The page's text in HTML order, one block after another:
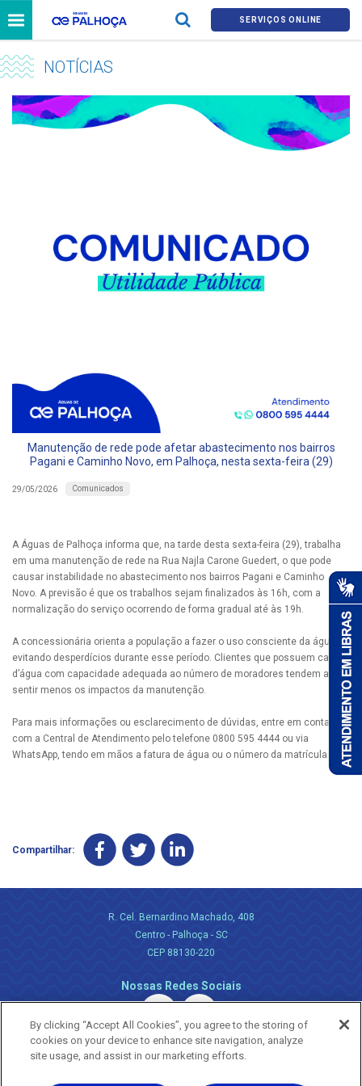
SERVIÇOS ONLINE
NOTÍCIAS
Manutenção de rede pode afetar abastecimento nos bairros
Pagani e Caminho Novo, em Palhoça, nesta sexta-feira (29)
29/05/2026 Comunicados
A Águas de Palhoça informa que, na tarde desta sexta-feira (29), trabalha
em uma manutenção de rede na Rua Najla Carone Guedert, o que pode
causar instabilidade no abastecimento nos bairros Pagani e Caminho
Novo. A previsão é que os trabalhos sejam finalizados às 16h, com a
normalização do serviço ocorrendo de forma gradual até às 19h.
A concessionária orienta a população a fazer o uso consciente da água,
evitando desperdícios durante esse período. Clientes que possuem caixas
d’água com capacidade adequada ao número de moradores tendem a
sentir menos os impactos da manutenção.
Para mais informações ou esclarecimento de dúvidas, entre em contato
com a Central de Atendimento pelo telefone 0800 595 4444 ou via
WhatsApp, tendo em mãos a fatura de água ou o número da matrícula.
Compartilhar:
R. Cel. Bernardino Machado, 408
Centro - Palhoça - SC
CEP 88130-220
Nossas Redes Sociais
By clicking “Accept All Cookies”, you agree to the storing of
cookies on your device to enhance site navigation, analyze
site usage, and assist in our marketing efforts.